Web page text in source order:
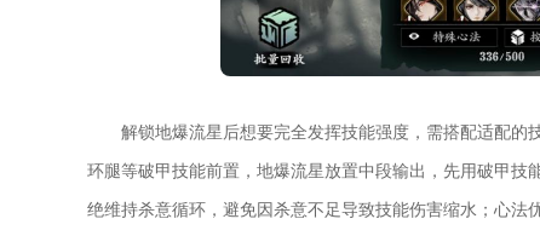
解锁地爆流星后想要完全发挥技能强度，需搭配适配
环腿等破甲技能前置，地爆流星放置中段输出，先用破甲
绝维持杀意循环，避免因杀意不足导致技能伤害缩水；心